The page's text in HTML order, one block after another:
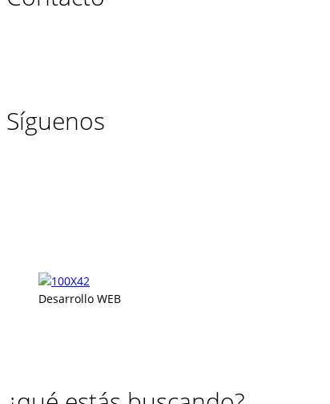
Síguenos
Desarrollo WEB